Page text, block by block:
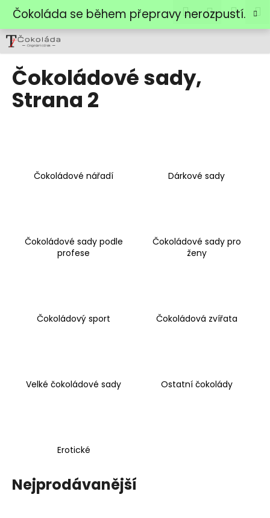
Přejít
obsah
Čokoláda se během přepravy nerozpustí.
Hledat
košík
Čokoládové sady,
Strana 2
Čokoládové nářadí Dárkové sady
Čokoládové sady podle
profese
Čokoládové sady pro
ženy
Čokoládový sport Čokoládová zvířata
Velké čokoládové sady Ostatní čokolády
Erotické
Nejprodávanější
š
í
Zpět
Zpět
C
o
p
o
o
p